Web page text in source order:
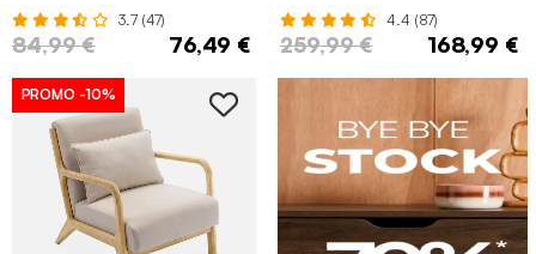
3.7 (47)
84,99 € 76,49 €
4.4 (87)
259,99 € 168,99 €
PROMO -10%